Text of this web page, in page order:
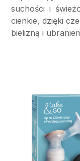
suchości i
cienkie, dzięki
bielizną i